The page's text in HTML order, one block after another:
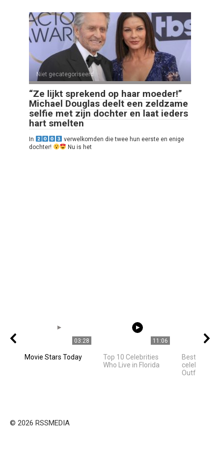
Niet gecategoriseerd 0
“Ze lijkt sprekend op haar moeder!”
Michael Douglas deelt een zeldzame
selfie met zijn dochter en laat ieders
hart smelten
In
verwelkomden die twee hun eerste en enige
dochter!
Nu is het
03:28
Movie Stars Today
11:06
Top 10 Celebrities
Who Live in Florida
Best
celebrities
Outfit Ideas
© 2026 RSSMEDIA